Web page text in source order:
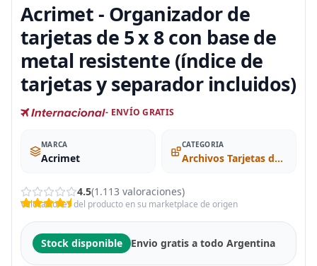
Acrimet - Organizador de
tarjetas de 5 x 8 con base de
metal resistente (índice de
tarjetas y separador incluidos)
- ENVÍO GRATIS
MARCA
Acrimet
CATEGORIA
Archivos Tarjetas de Presentación y Ficheros
4.5(1.113 valoraciones)
Valoraciones del producto en su marketplace de origen
Stock disponible Envio gratis a todo Argentina